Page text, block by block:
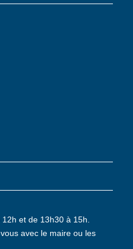
et de 13h30 à 15h.
avec le maire ou les